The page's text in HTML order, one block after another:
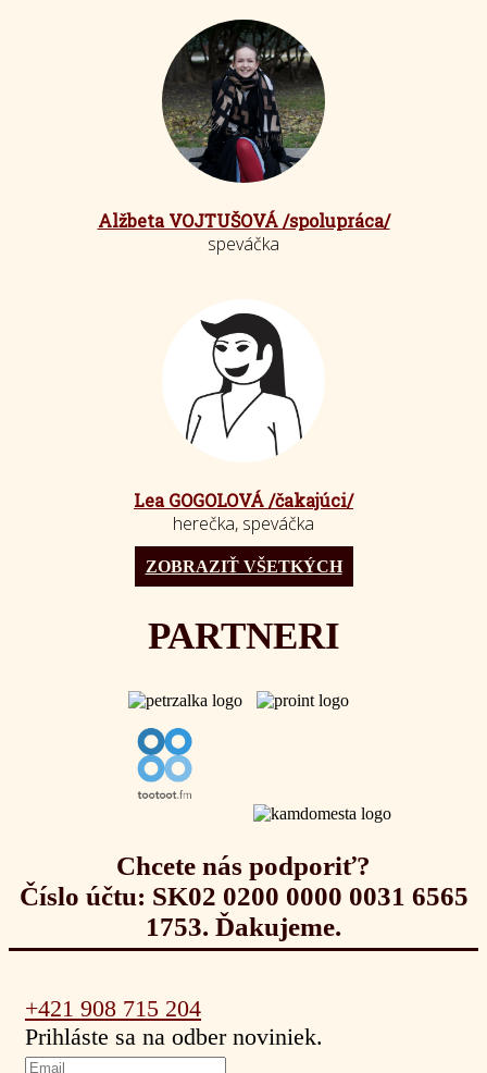
Alžbeta VOJTUŠOVÁ /spolupráca/
speváčka
Lea GOGOLOVÁ /čakajúci/
herečka, speváčka
ZOBRAZIŤ VŠETKÝCH
PARTNERI
Chcete nás podporiť?
Číslo účtu: SK02 0200 0000 0031 6565
1753. Ďakujeme.
+421 908 715 204
Prihláste sa na odber noviniek.